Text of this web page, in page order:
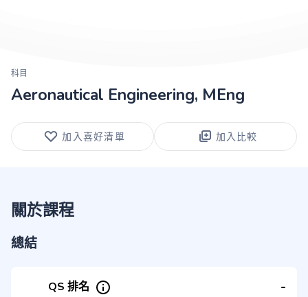
科目
Aeronautical Engineering, MEng
加入喜好清單 加入比較
關於課程
總結
QS 排名 -